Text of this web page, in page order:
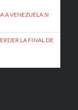
A VENEZUELA SI
LA FINAL DE